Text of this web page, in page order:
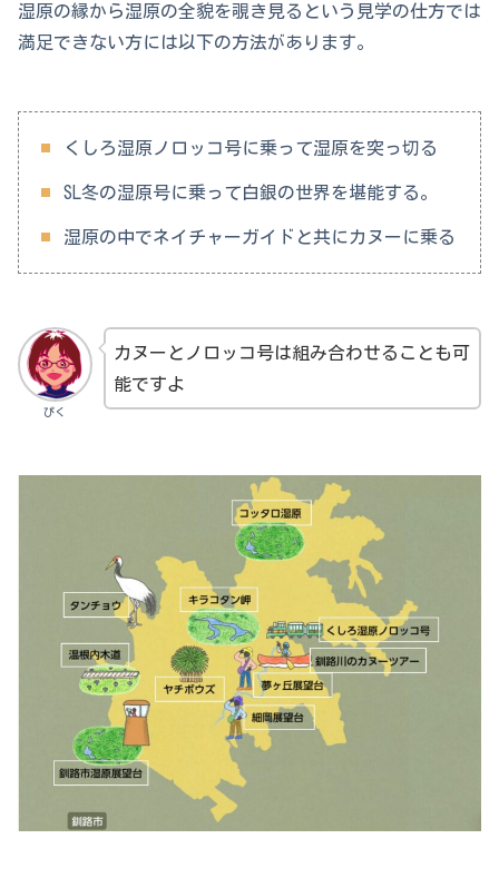
湿原の縁から湿原の全貌を覗き見るという見学の仕方では
満足できない方には以下の方法があります。
くしろ湿原ノロッコ号に乗って湿原を突っ切る
SL冬の湿原号に乗って白銀の世界を堪能する。
湿原の中でネイチャーガイドと共にカヌーに乗る
ぴく
カヌーとノロッコ号は組み合わせることも可
能ですよ